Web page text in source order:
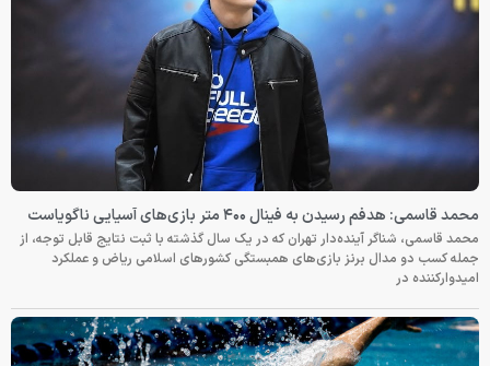
محمد قاسمی: هدفم رسیدن به فینال ۴۰۰ متر بازی‌های آسیایی ناگویاست
محمد قاسمی، شناگر آینده‌دار تهران که در یک سال گذشته با ثبت نتایج قابل توجه، از
جمله کسب دو مدال برنز بازی‌های همبستگی کشورهای اسلامی ریاض و عملکرد
امیدوارکننده در